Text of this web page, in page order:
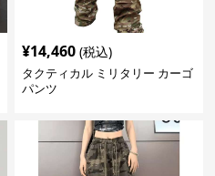
¥14,460 (税込)
タクティカル ミリタリー カーゴ
パンツ